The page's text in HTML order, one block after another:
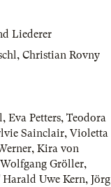
Liederer
, Christian Rovny
, Eva Petters, Teodora
Sainclair, Violetta
, Kira von
Wolfgang Gröller,
Uwe Kern, Jörg